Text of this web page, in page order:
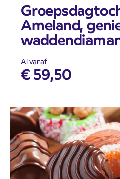
Ameland,
Al vanaf
€ 59,50